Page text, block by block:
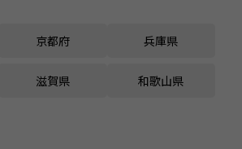
京都府 兵庫県
滋賀県 和歌山県